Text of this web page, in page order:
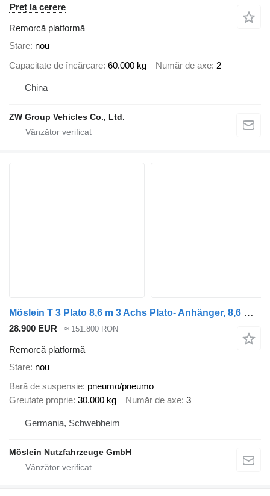
Preț la cerere
Remorcă platformă
Stare nou
Capacitate de încărcare 60.000 kg Număr de axe 2
China
ZW Group Vehicles Co., Ltd.
Möslein T 3 Plato 8,6 m 3 Achs Plato- Anhänger, 8,6 m Ladefläche, Neufah
28.900 EUR ≈ 151.800 RON
Remorcă platformă
Stare nou
Bară de suspensie pneumo/pneumo
Greutate proprie 30.000 kg Număr de axe 3
Germania, Schwebheim
Möslein Nutzfahrzeuge GmbH